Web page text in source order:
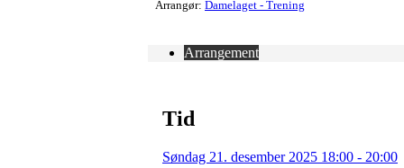
Arrangør: Damelaget - Trening
Arrangement
Tid
Søndag 21. desember 2025 18:00 - 20:00